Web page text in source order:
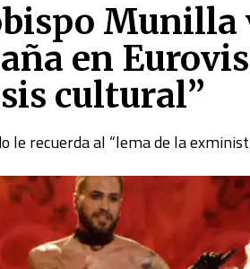
Munilla
en
cultural”
le recuerda al “lema de la